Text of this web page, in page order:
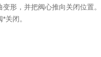
变形，并把阀心推向关闭位置
关闭。